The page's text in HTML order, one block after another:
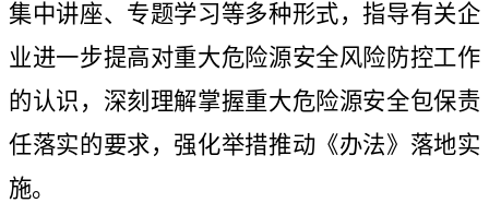
集中讲座、专题学习等多种形式，指导有关企
业进一步提高对重大危险源安全风险防控工作
的认识，深刻理解掌握重大危险源安全包保责
任落实的要求，强化举措推动《办法》落地实
施。